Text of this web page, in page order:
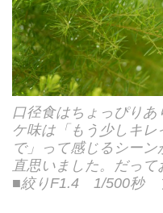
口径食はちょっぴり
ケ味は「もう少しキ
で」って感じるシー
直思いました。だって
■絞りF1.4 1/500秒